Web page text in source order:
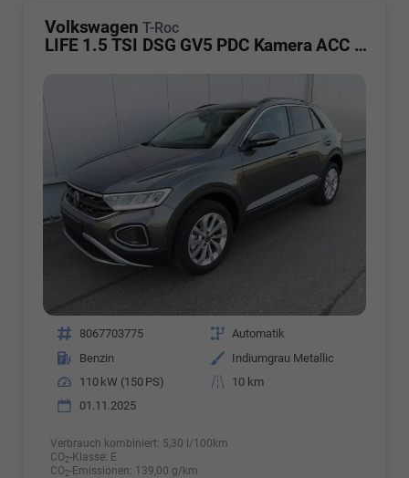
Volkswagen T-Roc
LIFE 1.5 TSI DSG GV5 PDC Kamera ACC LED Sunset
Fahrzeugnr. 8067703775 Getriebe Automatik
Kraftstoff
Benzin Außenfarbe Indiumgrau Metallic
Leistung
110 kW (150 PS) Kilometerstand
10 km
01.11.2025
Verbrauch kombiniert: 5,30 l/100km
CO2-Klasse: E
CO2-Emissionen: 139,00 g/km